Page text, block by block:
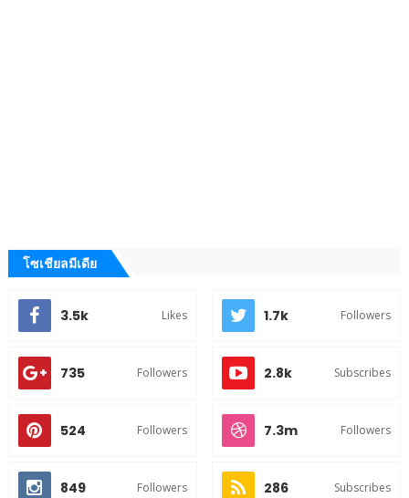
โซเชียลมีเดีย
3.5k Likes 1.7k Followers
735 Followers 2.8k Subscribes
524 Followers 7.3m Followers
849 Followers 286 Subscribes